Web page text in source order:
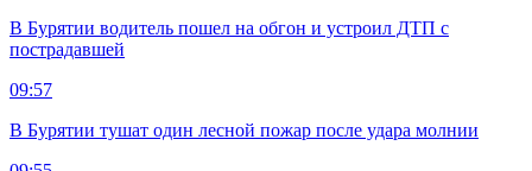
В Бурятии водитель пошел на обгон и устроил ДТП с
пострадавшей
09:57
В Бурятии тушат один лесной пожар после удара молнии